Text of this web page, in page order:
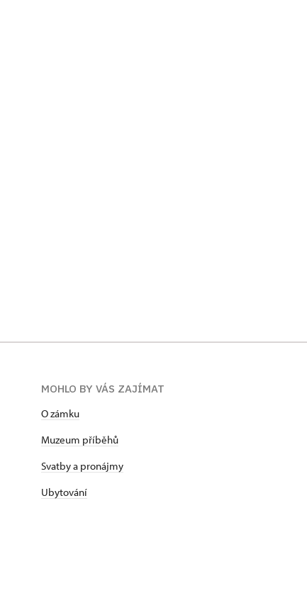
MOHLO BY VÁS ZAJÍMAT
O zámku
Muzeum příběhů
Svatby a pronájmy
Ubytování